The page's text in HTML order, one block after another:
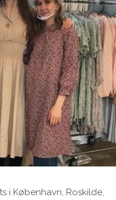
i København, Roskilde,